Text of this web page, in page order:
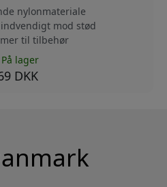
nylonmateriale
mod stød
til tilbehør
På lager
DKK